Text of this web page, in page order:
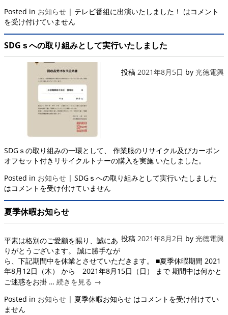
Posted in お知らせ | テレビ番組に出演いたしました！ はコメント
を受け付けていません
SDGｓへの取り組みとして実行いたしました
投稿 2021年8月5日 by 光徳電興
SDGｓの取り組みの一環として、 作業服のリサイクル及びカーボン
オフセット付きリサイクルトナーの購入を実施 いたしました。
Posted in お知らせ | SDGｓへの取り組みとして実行いたしました
はコメントを受け付けていません
夏季休暇お知らせ
投稿 2021年8月2日 by 光徳電興
平素は格別のご愛顧を賜り、誠にあ
りがとうございます。 誠に勝手なが
ら、下記期間中を休業とさせていただきます。 ■夏季休暇期間 2021
年8月12日（木） から 2021年8月15日（日） まで 期間中は何かと
ご迷惑をお掛 … 続きを見る →
Posted in お知らせ | 夏季休暇お知らせ はコメントを受け付けてい
ません